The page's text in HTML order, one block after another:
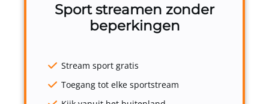
Sport streamen zonder
beperkingen
Stream sport gratis
Toegang tot elke sportstream